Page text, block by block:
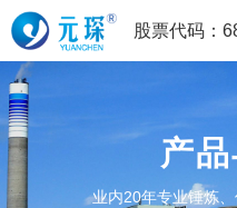
股票代码：
产
业内20年专业锤炼